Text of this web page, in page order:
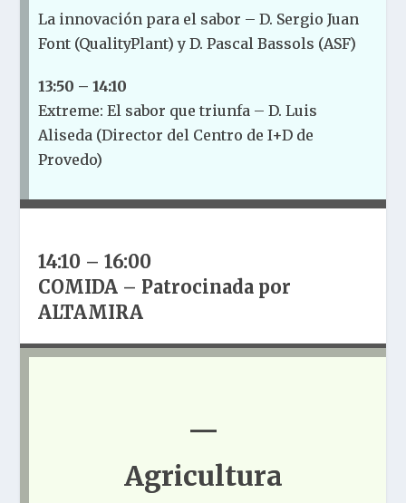
La innovación para el sabor – D. Sergio Juan
Font (QualityPlant) y D. Pascal Bassols (ASF)
13:50 – 14:10
Extreme: El sabor que triunfa – D. Luis
Aliseda (Director del Centro de I+D de
Provedo)
14:10 – 16:00
COMIDA – Patrocinada por
ALTAMIRA
—
Agricultura